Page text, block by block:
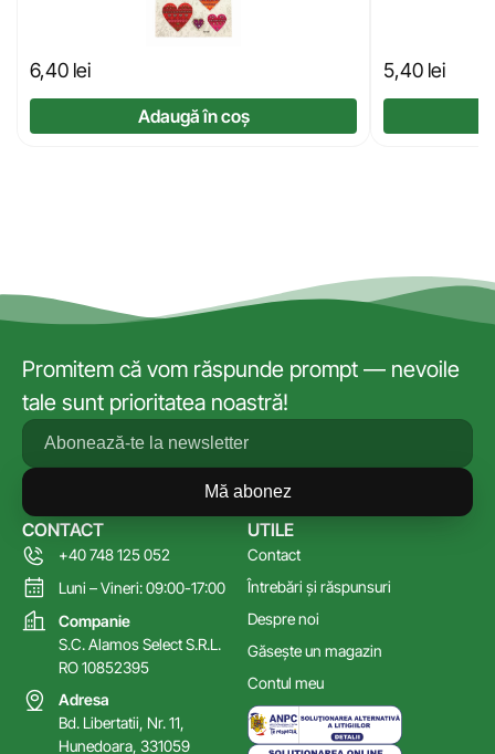
6,40 lei
Adaugă în coș
5,40 lei
Promitem că vom răspunde prompt — nevoile
tale sunt prioritatea noastră!
Mă abonez
UTILE
Contact
Întrebări și răspunsuri
Despre noi
Găsește un magazin
Contul meu
CONTACT
+40 748 125 052
Luni – Vineri: 09:00-17:00
Companie
S.C. Alamos Select S.R.L.
RO 10852395
Adresa
Bd. Libertatii, Nr. 11,
Hunedoara, 331059